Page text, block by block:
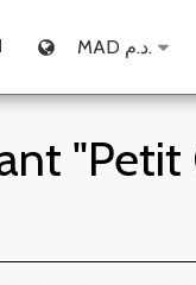
MAD د.م.
"Petit